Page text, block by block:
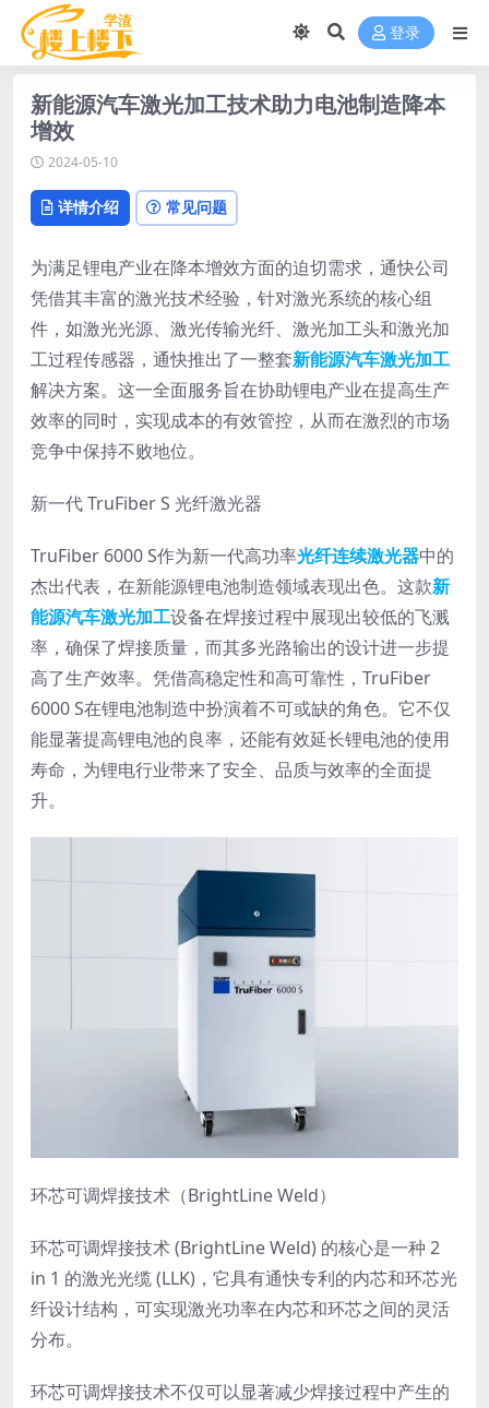
登录
新能源汽车激光加工技术助力电池制造降本
增效
2024-05-10
详情介绍 常见问题
为满足锂电产业在降本增效方面的迫切需求，通快公司
凭借其丰富的激光技术经验，针对激光系统的核心组
件，如激光光源、激光传输光纤、激光加工头和激光加
工过程传感器，通快推出了一整套新能源汽车激光加工
解决方案。这一全面服务旨在协助锂电产业在提高生产
效率的同时，实现成本的有效管控，从而在激烈的市场
竞争中保持不败地位。
新一代 TruFiber S 光纤激光器
TruFiber 6000 S作为新一代高功率光纤连续激光器中的
杰出代表，在新能源锂电池制造领域表现出色。这款新
能源汽车激光加工设备在焊接过程中展现出较低的飞溅
率，确保了焊接质量，而其多光路输出的设计进一步提
高了生产效率。凭借高稳定性和高可靠性，TruFiber
6000 S在锂电池制造中扮演着不可或缺的角色。它不仅
能显著提高锂电池的良率，还能有效延长锂电池的使用
寿命，为锂电行业带来了安全、品质与效率的全面提
升。
环芯可调焊接技术（BrightLine Weld）
环芯可调焊接技术 (BrightLine Weld) 的核心是一种 2
in 1 的激光光缆 (LLK)，它具有通快专利的内芯和环芯光
纤设计结构，可实现激光功率在内芯和环芯之间的灵活
分布。
环芯可调焊接技术不仅可以显著减少焊接过程中产生的